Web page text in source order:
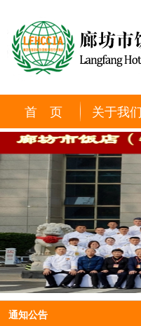
首 页 关于我们
通知公告